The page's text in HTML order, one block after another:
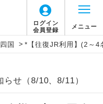
ログイン
会員登録
メニュー
四国 > *【往復JR利用】(2～4
せ（8/10、8/11）
説明
（駅）から復路到着空港
行します。